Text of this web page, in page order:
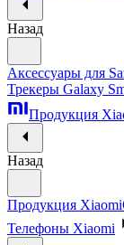
Назад
Аксессуары для
Трекеры Galaxy
Продукция
Назад
Продукция Xiaomi
Телефоны Xiaomi